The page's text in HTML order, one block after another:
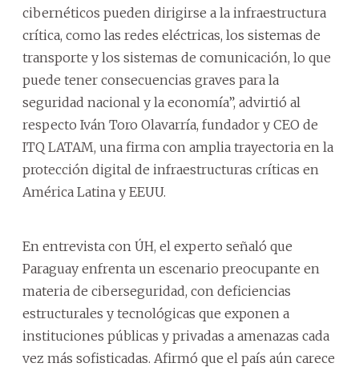
cibernéticos pueden dirigirse a la infraestructura
crítica, como las redes eléctricas, los sistemas de
transporte y los sistemas de comunicación, lo que
puede tener consecuencias graves para la
seguridad nacional y la economía”, advirtió al
respecto Iván Toro Olavarría, fundador y CEO de
ITQ LATAM, una firma con amplia trayectoria en la
protección digital de infraestructuras críticas en
América Latina y EEUU.
En entrevista con ÚH, el experto señaló que
Paraguay enfrenta un escenario preocupante en
materia de ciberseguridad, con deficiencias
estructurales y tecnológicas que exponen a
instituciones públicas y privadas a amenazas cada
vez más sofisticadas. Afirmó que el país aún carece